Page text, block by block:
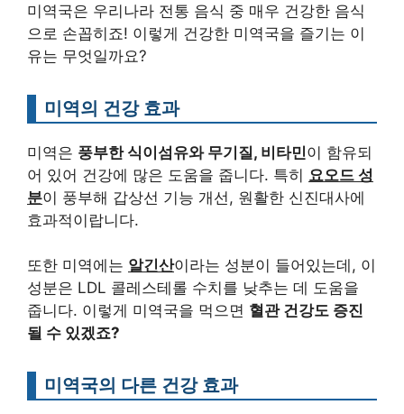
미역국은 우리나라 전통 음식 중 매우 건강한 음식
으로 손꼽히죠! 이렇게 건강한 미역국을 즐기는 이
유는 무엇일까요?
미역의 건강 효과
미역은 풍부한 식이섬유와 무기질, 비타민이 함유되
어 있어 건강에 많은 도움을 줍니다. 특히 요오드 성
분이 풍부해 갑상선 기능 개선, 원활한 신진대사에
효과적이랍니다.
또한 미역에는 알긴산이라는 성분이 들어있는데, 이
성분은 LDL 콜레스테롤 수치를 낮추는 데 도움을
줍니다. 이렇게 미역국을 먹으면 혈관 건강도 증진
될 수 있겠죠?
미역국의 다른 건강 효과